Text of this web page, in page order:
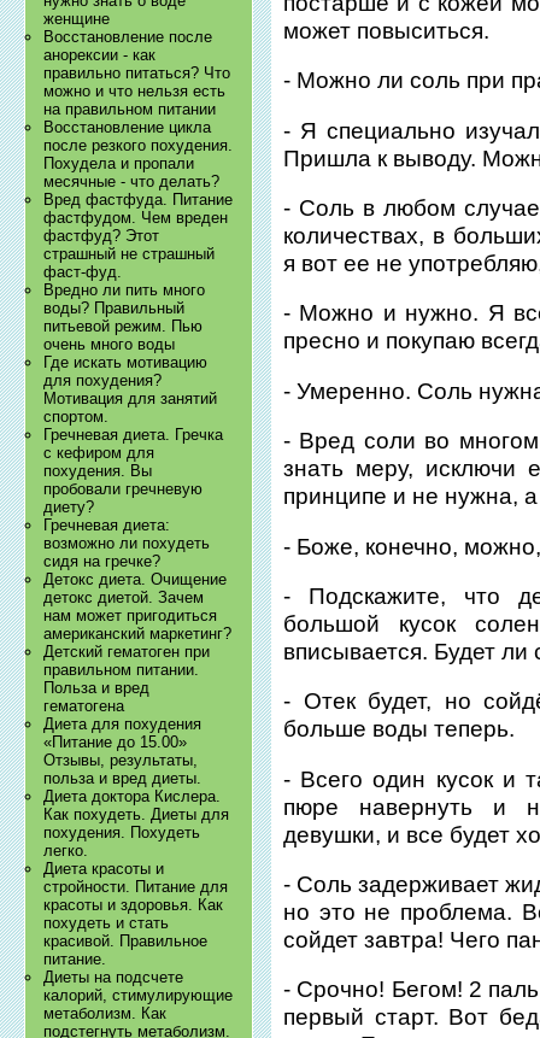
женщине
Восстановление после
анорексии - как
правильно питаться? Что
можно и что нельзя есть
на правильном питании
Восстановление цикла
после резкого похудения.
Похудела и пропали
месячные - что делать?
Вред фастфуда. Питание
фастфудом. Чем вреден
фастфуд? Этот
страшный не страшный
фаст-фуд.
Вредно ли пить много
воды? Правильный
питьевой режим. Пью
очень много воды
Где искать мотивацию
для похудения?
Мотивация для занятий
спортом.
Гречневая диета. Гречка
с кефиром для
похудения. Вы
пробовали гречневую
диету?
Гречневая диета:
возможно ли похудеть
сидя на гречке?
Детокс диета. Очищение
детокс диетой. Зачем
нам может пригодиться
американский маркетинг?
Детский гематоген при
правильном питании.
Польза и вред
гематогена
Диета для похудения
«Питание до 15.00»
Отзывы, результаты,
польза и вред диеты.
Диета доктора Кислера.
Как похудеть. Диеты для
похудения. Похудеть
легко.
Диета красоты и
стройности. Питание для
красоты и здоровья. Как
похудеть и стать
красивой. Правильное
питание.
Диеты на подсчете
калорий, стимулирующие
метаболизм. Как
подстегнуть метаболизм.
может повыситься.
- Можно ли соль при
- Я специально
Пришла к выводу.
- Соль в любом
количествах, в
я вот ее не
- Можно и нужно. Я
пресно и покупаю
- Умеренно. Соль
- Вред соли во
знать меру, исключи
принципе и не нужна,
- Боже, конечно,
- Подскажите, что
большой кусок
вписывается. Будет ли
- Отек будет, но
больше воды теперь.
- Всего один кусок и
пюре навернуть и
девушки, и все будет
- Соль задерживает
но это не проблема.
сойдет завтра! Чего
- Срочно! Бегом! 2
первый старт. Вот